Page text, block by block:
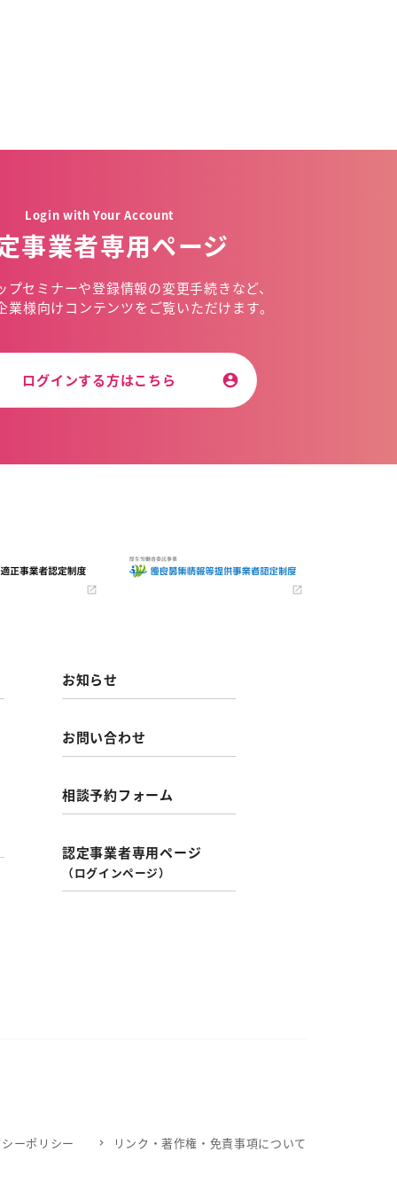
Login with Your Account
事業者専用ページ
プセミナーや登録情報の変更手続きなど、
業様向けコンテンツを ご覧いただけます。
ログインする方はこちら
お知らせ
お問い合わせ
相談予約フォーム
認定事業者専用ページ
（ログインページ）
ーポリシー リンク・著作権・免責事項について